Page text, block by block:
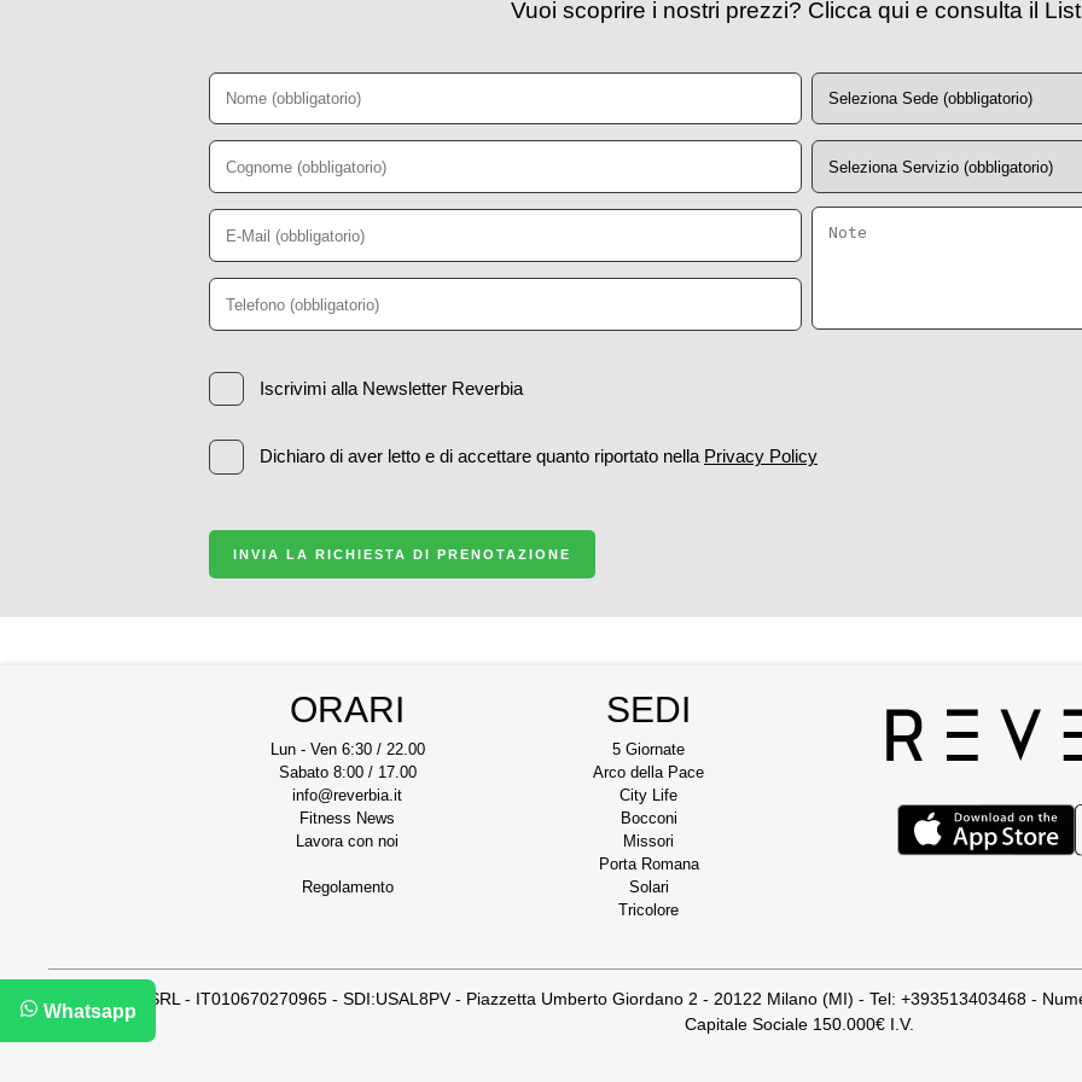
Vuoi scoprire i nostri prezzi? Clicca qui e consulta il
Iscrivimi alla Newsletter Reverbia
Dichiaro di aver letto e di accettare quanto riportato nella Privacy Policy
INVIA LA RICHIESTA DI PRENOTAZIONE
Whatsapp
ORARI
Lun - Ven 6:30 / 22.00
Sabato 8:00 / 17.00
info@reverbia.it
Fitness News
Lavora con noi
Regolamento
SEDI
5 Giornate
Arco della Pace
City Life
Bocconi
Missori
Porta Romana
Solari
Tricolore
FLUTURA SRL - IT010670270965 - SDI:USAL8PV - Piazzetta Umberto Giordano 2 - 20122 Milano (MI) - Tel: +393513403468 -
Capitale Sociale 150.000€ I.V.